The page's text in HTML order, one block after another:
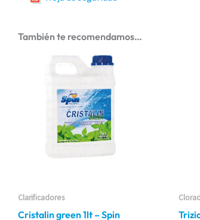
También te recomendamos…
Clarificadores
Cristalin green 1lt – Spin